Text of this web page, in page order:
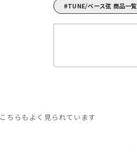
TUNE/ベース弦 商品一覧
こちらもよく見られています